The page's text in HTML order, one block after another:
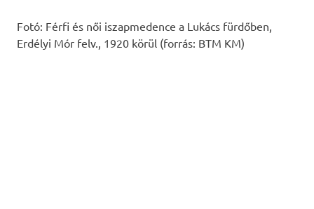
Fotó: Férfi és női iszapmedence a Lukács fürdőben,
Erdélyi Mór felv., 1920 körül (forrás: BTM KM)